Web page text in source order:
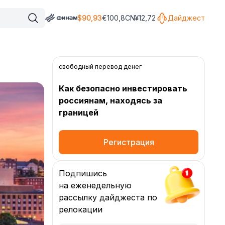
$90,93€100,8CN¥12,72 Дайджест
свободный перевод денег
Как безопасно инвестировать
россиянам, находясь за
границей
Регистрация
Подпишись
на еженедельную
рассылку дайджеста по
релокации